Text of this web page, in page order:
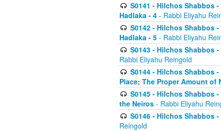
S0141 - Hilchos Shabbos
Hadlaka - 4 - Rabbi Eliyahu
S0142 - Hilchos Shabbos
Hadlaka - 5 - Rabbi Eliyahu
S0143 - Hilchos Shabbos
Rabbi Eliyahu Reingold
S0144 - Hilchos Shabbos
Place; The Proper Amount of
S0145 - Hilchos Shabbos
the Neiros - Rabbi Eliyahu
S0146 - Hilchos Shabbos
Reingold